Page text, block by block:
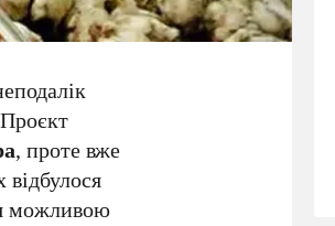
, проте вже
відбулося
можливою